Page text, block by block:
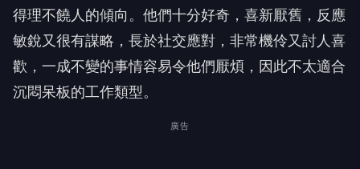
得理不饒人的傾向。他們十分好奇，喜新厭舊，反應
敏銳又很有謀略，長於社交應對，非常機伶又討人喜
歡，一成不變的事情容易令他們厭煩，因此不太適合
沉悶呆板的工作類型。
廣告